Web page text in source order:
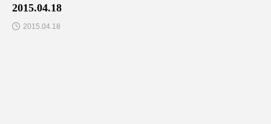
2015.04.18
2015.04.18